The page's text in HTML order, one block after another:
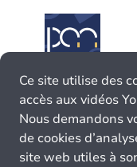
Ce site utilise des
accès aux vidéos
Nous demandons
de cookies
site web utiles à